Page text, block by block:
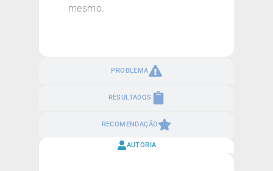
PROBLEMA
RESULTADOS
RECOMENDAÇÃO
mesmo.
AUTORIA